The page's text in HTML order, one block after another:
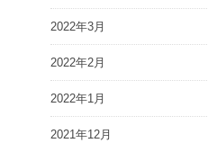
2022年3月
2022年2月
2022年1月
2021年12月